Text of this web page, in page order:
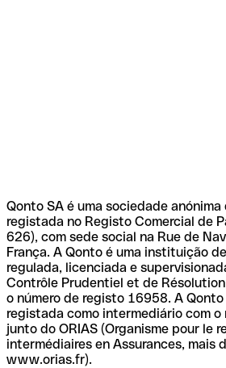
Qonto SA é uma sociedade
registada no Registo Comercial de
626), com sede social na Rue de
França. A Qonto é uma instituição
regulada, licenciada e
Contrôle Prudentiel et de
o número de registo 16958. A
registada como intermediário com
junto do ORIAS (Organisme pour le
intermédiaires en Assurances, mais
www.orias.fr).